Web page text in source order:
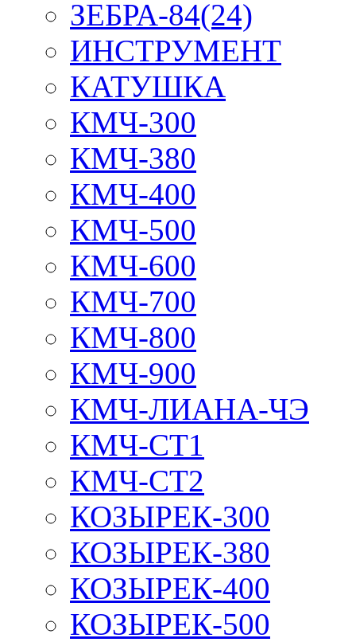
ЗЕБРА-84(24)
ИНСТРУМЕНТ
КАТУШКА
КМЧ-300
КМЧ-380
КМЧ-400
КМЧ-500
КМЧ-600
КМЧ-700
КМЧ-800
КМЧ-900
КМЧ-ЛИАНА-ЧЭ
КМЧ-СТ1
КМЧ-СТ2
КОЗЫРЕК-300
КОЗЫРЕК-380
КОЗЫРЕК-400
КОЗЫРЕК-500